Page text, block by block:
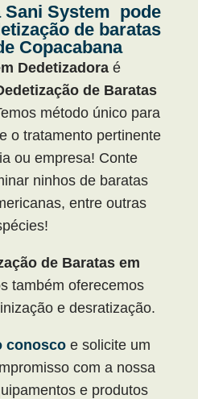
Sani System pode
de baratas
Copacabana
Dedetizadoraé
de Baratas
método único para
o tratamento pertinente
ou empresa! Conte
ninhos de baratas
entre outras
de Baratas em
também oferecemos
e desratização.
conosco e solicite um
com a nossa
e produtos